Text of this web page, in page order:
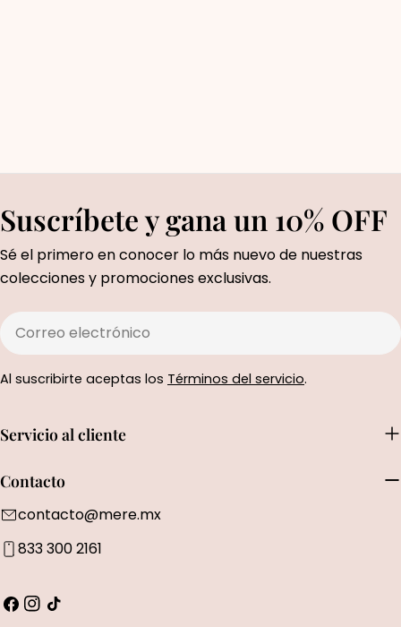
Suscríbete y gana un 10% OFF
Sé el primero en conocer lo más nuevo de nuestras
colecciones y promociones exclusivas.
Correo
electrónico
Al suscribirte aceptas los Términos del servicio.
Servicio al cliente
Contacto
contacto@mere.mx
833 300 2161
Facebook
Instagram
Tik